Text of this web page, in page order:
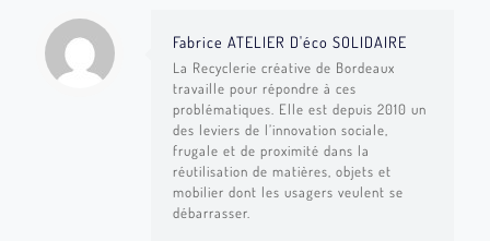
Fabrice ATELIER D'éco SOLIDAIRE
La Recyclerie créative de Bordeaux
travaille pour répondre à ces
problématiques. Elle est depuis 2010 un
des leviers de l’innovation sociale,
frugale et de proximité dans la
réutilisation de matières, objets et
mobilier dont les usagers veulent se
débarrasser.